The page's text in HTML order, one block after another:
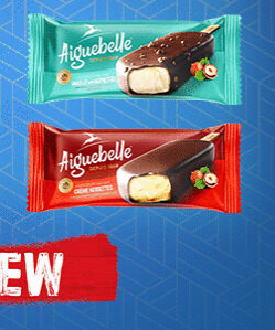
unique du trésor qui
Au demeurant, lors des
sur les formes
la confédération, etc.
politique qui qualifierait
des pouvoirs que l'on
commissions, certaines
traitement spécifique.